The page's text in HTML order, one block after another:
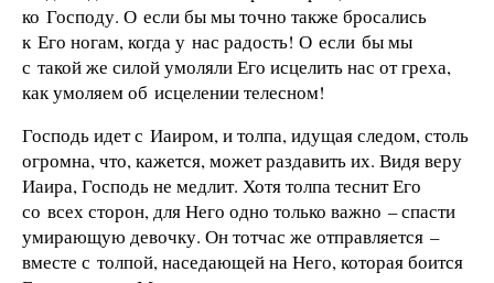
ко Господу. О если бы мы точно также бросались
к Его ногам, когда у нас радость! О если бы мы
с такой же силой умоляли Его исцелить нас от греха,
как умоляем об исцелении телесном!
Господь идет с Иаиром, и толпа, идущая следом, столь
огромна, что, кажется, может раздавить их. Видя веру
Иаира, Господь не медлит. Хотя толпа теснит Его
со всех сторон, для Него одно только важно – спасти
умирающую девочку. Он тотчас же отправляется –
вместе с толпой, наседающей на Него, которая боится